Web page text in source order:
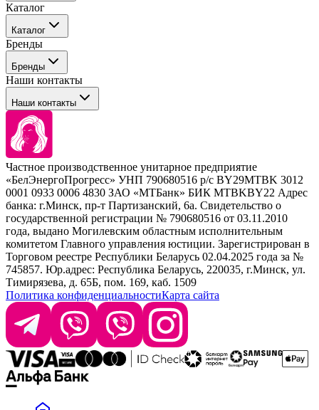
События
Покупателю
Каталог
Каталог
Профессиональные средства для окрашивания волос
Сервисные средства
Уход
Стайлинг
Брови и ресницы
Барберинг
Наборы
Расходные материалы
Бренды
Бренды
Tefia
Concept
Kezy
Barex
Sim Sensitive
Kebren
Selective Professional
White Line
Наши контакты
Наши контакты
+ 375 44 7233514
+ 375 29 1649505
info@krasabel.by
Офис: г. Минск, ул. Тимирязева 65Б, офис 1509
Склад: г. Минск, ул. Домбровская, 15
Время работы: пн–чт 9:00–17:30, пт 9:00–17:00
Частное производственное унитарное предприятие
«БелЭнергоПрогресс» УНП 790680516 р/с BY29MTBK 3012
0001 0933 0006 4830 ЗАО «МТБанк» БИК MTBKBY22 Адрес
банка: г.Минск, пр-т Партизанский, 6а. Свидетельство о
государственной регистрации № 790680516 от 03.11.2010
года, выдано Могилевским областным исполнительным
комитетом Главного управления юстиции. Зарегистрирован в
Торговом реестре Республики Беларусь 02.04.2025 года за №
745857. Юр.адрес: Республика Беларусь, 220035, г.Минск, ул.
Тимирязева, д. 65Б, пом. 169, каб. 1509
Политика конфиденциальностиКарта сайта